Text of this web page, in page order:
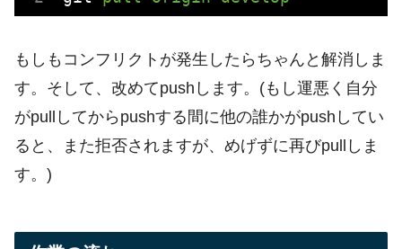
もしもコンフリクトが発生したらちゃんと解消しま
す。そして、改めてpushします。(もし運悪く自分
がpullしてからpushする間に他の誰かがpushしてい
ると、また拒否されますが、めげずに再びpullしま
す。)